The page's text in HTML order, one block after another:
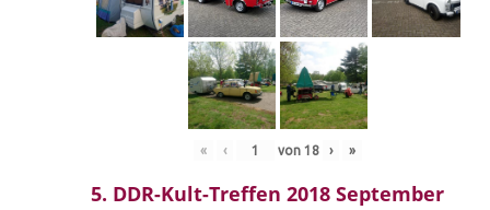
« ‹ von 18 › »
5. DDR-Kult-Treffen 2018 September